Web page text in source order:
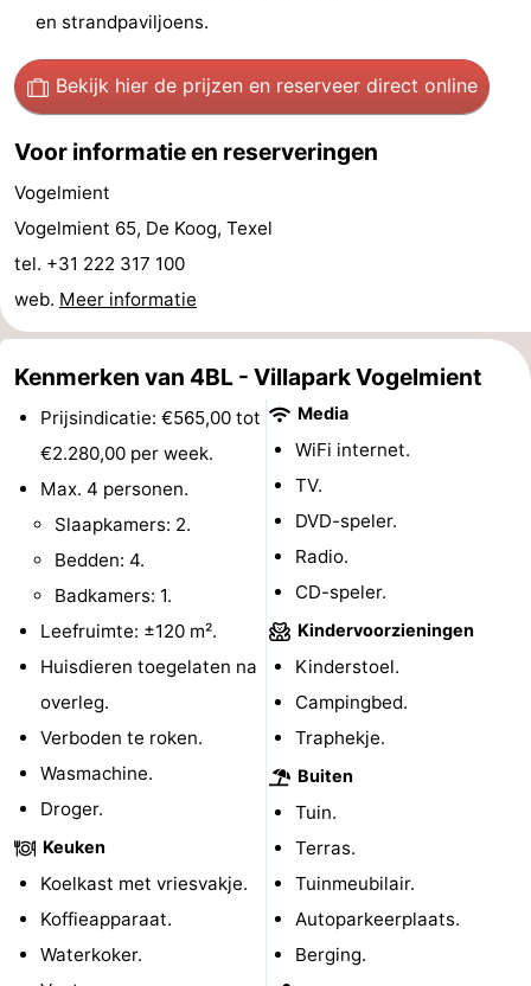
Minigolfbanen
Natuur
Rondleidingen
Sporten
Zwembaden
-
Wandelen
-
Paardrijden
-
Surfen
Wadlopen
Zeehonden
en
drinken
Evenementen
Praktisch
Forum
Route
-
-
en strandpaviljoens.
Bekijk hier de prijzen en reserveer direct online
Voor informatie en reserveringen
Vogelmient
Vogelmient 65, De Koog, Texel
tel. +31 222 317 100
web. Meer informatie
Kenmerken van 4BL - Villapark Vogelmient
Prijsindicatie: €565,00 tot
€2.280,00 per week.
Max. 4 personen.
Slaapkamers: 2.
Bedden: 4.
Badkamers: 1.
Leefruimte: ±120 m².
Huisdieren toegelaten na
overleg.
Verboden te roken.
Wasmachine.
Droger.
Keuken
Koelkast met vriesvakje.
Koffieapparaat.
Waterkoker.
Media
WiFi internet.
TV.
DVD-speler.
Radio.
CD-speler.
Kindervoorzieningen
Kinderstoel.
Campingbed.
Traphekje.
Buiten
Tuin.
Terras.
Tuinmeubilair.
Autoparkeerplaats.
Berging.